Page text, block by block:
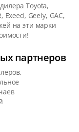
Toyota,
Exeed, Geely, GAC,
на эти марки
партнеров